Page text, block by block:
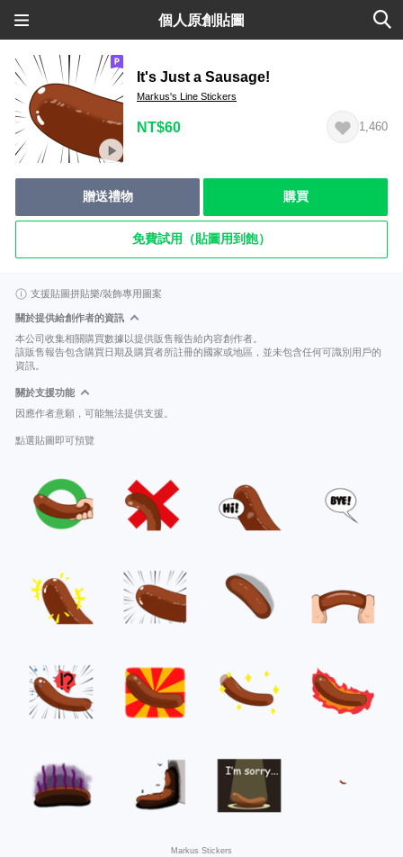
個人原創貼圖
It's Just a Sausage!
Markus's Line Stickers
NT$60 1,460
贈送禮物 購買
免費試用（貼圖用到飽）
支援貼圖拼貼樂/裝飾專用圖案
關於提供給創作者的資訊
本公司收集相關購買數據以提供販售報告給內容創作者。
該販售報告包含購買日期及購買者所註冊的國家或地區，並未包含任何可識別用戶的
資訊。
關於支援功能
因應作者意願，可能無法提供支援。
點選貼圖即可預覽
Markus Stickers